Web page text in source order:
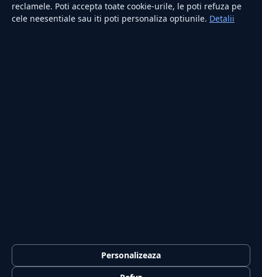
RUBRICI
Confidențialitate
reclamele. Poti accepta toate cookie-urile, le poti refuza pe
cele neesentiale sau iti poti personaliza optiunile. Detalii
Personalizeaza